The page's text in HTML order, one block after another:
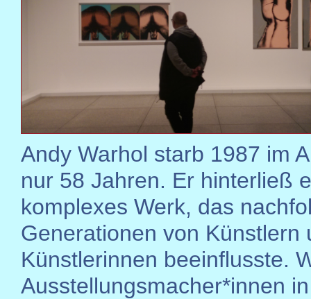
Andy Warhol starb 1987 im
nur 58 Jahren. Er hinterließ
komplexes Werk, das
Generationen von Künstlern
Künstlerinnen beeinflusste.
Ausstellungsmacher*innen